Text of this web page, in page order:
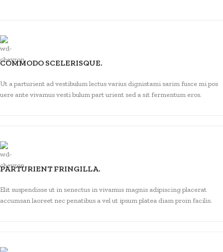
COMMODO SCELERISQUE.
Ut a parturient ad vestibulum lectus varius dignistami sarim fusce mi pos
uere ante vivamus vesti bulum part urient sed a sit fermentum eros.
PARTURIENT FRINGILLA.
Elit suspendisse ut in senectus in vivamus magnis adipiscing placerat
accumsan laoreet nec penatibus a vel ut ipsum platea diam proin facilis.